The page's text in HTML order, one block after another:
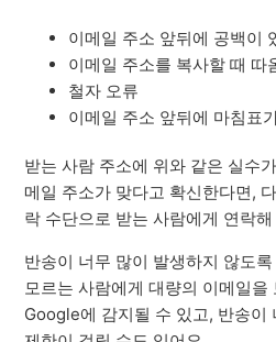
이메일 주소 앞뒤에 공백이
이메일 주소를 복사할 때 따
철자 오류
이메일 주소 앞뒤에 마침표
받는 사람 주소에 위와 같은 실수
메일 주소가 맞다고 확신한다면,
락 수단으로 받는 사람에게 연락
반송이 너무 많이 발생하지 않도
모르는 사람에게 대량의 이메일을
Google에 감지될 수 있고, 반송이